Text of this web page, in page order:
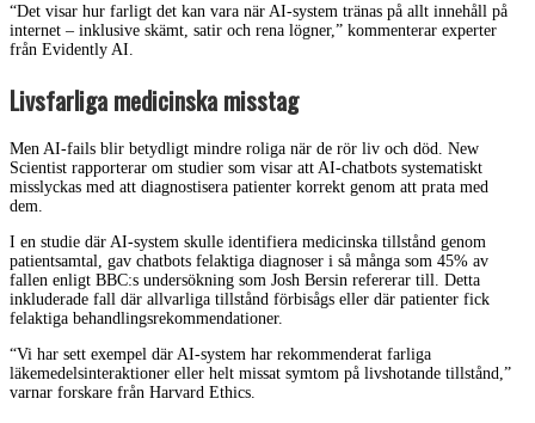
“Det visar hur farligt det kan vara när AI-system tränas på allt innehåll på
internet – inklusive skämt, satir och rena lögner,” kommenterar experter
från Evidently AI.
Livsfarliga medicinska misstag
Men AI-fails blir betydligt mindre roliga när de rör liv och död. New
Scientist rapporterar om studier som visar att AI-chatbots systematiskt
misslyckas med att diagnostisera patienter korrekt genom att prata med
dem.
I en studie där AI-system skulle identifiera medicinska tillstånd genom
patientsamtal, gav chatbots felaktiga diagnoser i så många som 45% av
fallen enligt BBC:s undersökning som Josh Bersin refererar till. Detta
inkluderade fall där allvarliga tillstånd förbisågs eller där patienter fick
felaktiga behandlingsrekommendationer.
“Vi har sett exempel där AI-system har rekommenderat farliga
läkemedelsinteraktioner eller helt missat symtom på livshotande tillstånd,”
varnar forskare från Harvard Ethics.